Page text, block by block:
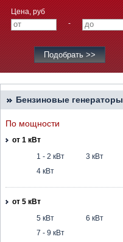
Цена, руб
-
Бензиновые генераторы
По мощности
от 1 кВт
1 - 2 кВт
3 кВт
4 кВт
от 5 кВт
5 кВт
6 кВт
7 - 9 кВт